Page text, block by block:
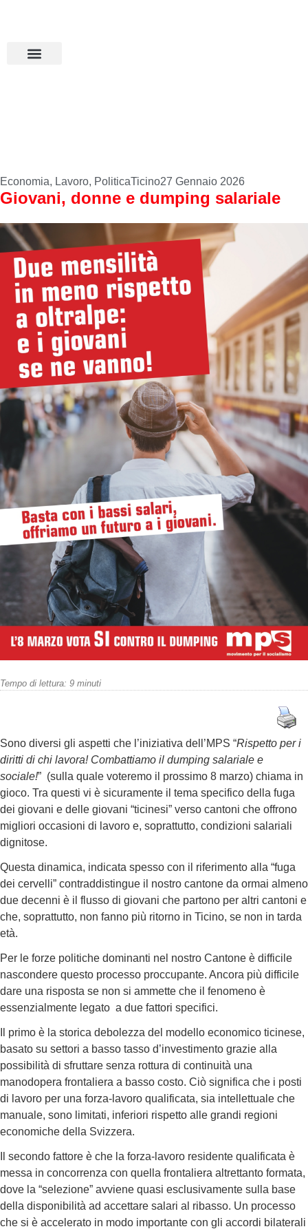
Economia, Lavoro, PoliticaTicino27 Gennaio 2026
Giovani, donne e dumping salariale
Tempo di lettura: 9 minuti
Sono diversi gli aspetti che l’iniziativa dell’MPS “Rispetto per i
diritti di chi lavora! Combattiamo il dumping salariale e
sociale!” (sulla quale voteremo il prossimo 8 marzo) chiama in
gioco. Tra questi vi è sicuramente il tema specifico della fuga
dei giovani e delle giovani “ticinesi” verso cantoni che offrono
migliori occasioni di lavoro e, soprattutto, condizioni salariali
dignitose.
Questa dinamica, indicata spesso con il riferimento alla “fuga
dei cervelli” contraddistingue il nostro cantone da ormai almeno
due decenni è il flusso di giovani che partono per altri cantoni e
che, soprattutto, non fanno più ritorno in Ticino, se non in tarda
età.
Per le forze politiche dominanti nel nostro Cantone è difficile
nascondere questo processo proccupante. Ancora più difficile
dare una risposta se non si ammette che il fenomeno è
essenzialmente legato a due fattori specifici.
Il primo è la storica debolezza del modello economico ticinese,
basato su settori a basso tasso d’investimento grazie alla
possibilità di sfruttare senza rottura di continuità una
manodopera frontaliera a basso costo. Ciò significa che i posti
di lavoro per una forza-lavoro qualificata, sia intellettuale che
manuale, sono limitati, inferiori rispetto alle grandi regioni
economiche della Svizzera.
Il secondo fattore è che la forza-lavoro residente qualificata è
messa in concorrenza con quella frontaliera altrettanto formata,
dove la “selezione” avviene quasi esclusivamente sulla base
della disponibilità ad accettare salari al ribasso. Un processo
che si è accelerato in modo importante con gli accordi bilaterali